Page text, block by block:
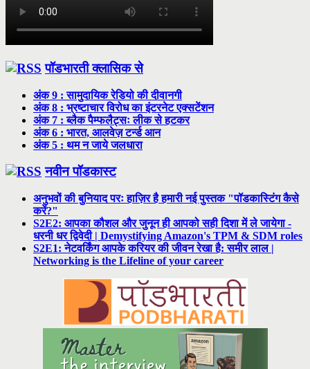
पॉडभारती क्लासिक से
अंक 9 : सामुदायिक रेडियो की दीवानगी
अंक 8 : भ्रष्टाचार विरोध का इंटरनेट एक्सटेंशन
अंक 7 : ब्लैक पैम्फलैट्सः लीक से हटकर
अंक 6 : भारत, आलवेज़ टर्न्ड आन
अंक 5 : थम न जाये जलधारा
नवीन पॉडकास्ट
अनुभवों की बुनियाद परः हाज़िर है हमारी नई पुस्तक "पॉडकास्टिंग कैसे
करें?"
S2E2: आपका कौशल और जुनून ही आपको सही दिशा में ले जायेगा -
धरनी धर द्विवेदी | Demystifying Amazon's TPM & SDM roles
S2E1: नेटवर्किंग आपके करियर की जीवन रेखा है: समीर लाल |
Networking is the Lifeline of your career